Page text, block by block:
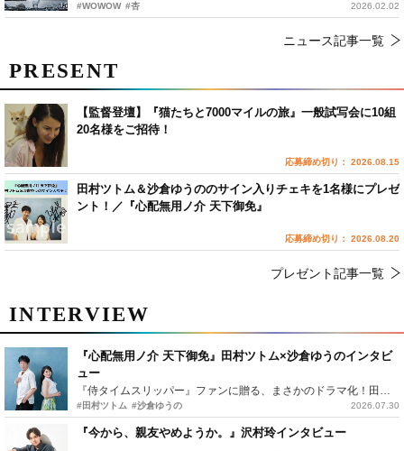
#WOWOW #杏 2026.02.02
ニュース記事一覧
INTERVIEW
『心配無用ノ介 天下御免』田村ツトム×沙倉ゆうのインタビ
ュー
#田村ツトム #沙倉ゆうの 2026.07.30
『今から、親友やめようか。』沢村玲インタビュー
PRESENT
【監督登壇】『猫たちと7000マイルの旅』一般試写会に10組
20名様をご招待！
応募締め切り： 2026.08.15
田村ツトム＆沙倉ゆうののサイン入りチェキを1名様にプレゼ
ント！／『心配無用ノ介 天下御免』
応募締め切り： 2026.08.20
プレゼント記事一覧